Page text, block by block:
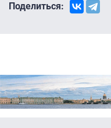
Поделиться: